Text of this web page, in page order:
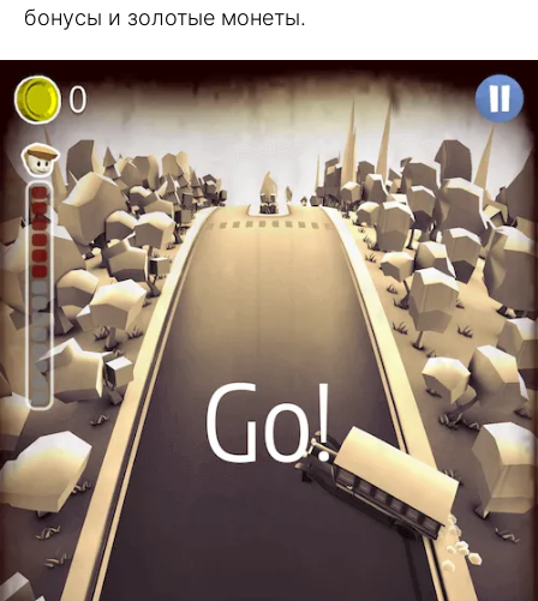
бонусы и золотые монеты.